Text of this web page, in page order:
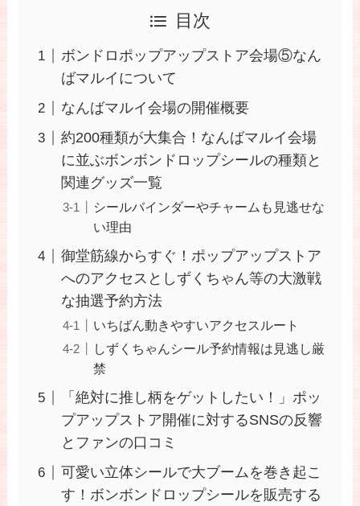
目次
ボンドロポップアップストア会場⑤なん
ばマルイについて
なんばマルイ会場の開催概要
約200種類が大集合！なんばマルイ会場
に並ぶボンボンドロップシールの種類と
関連グッズ一覧
シールバインダーやチャームも見逃せな
い理由
御堂筋線からすぐ！ポップアップストア
へのアクセスとしずくちゃん等の大激戦
な抽選予約方法
いちばん動きやすいアクセスルート
しずくちゃんシール予約情報は見逃し厳
禁
「絶対に推し柄をゲットしたい！」ポッ
プアップストア開催に対するSNSの反響
とファンの口コミ
可愛い立体シールで大ブームを巻き起こ
す！ボンボンドロップシールを販売する